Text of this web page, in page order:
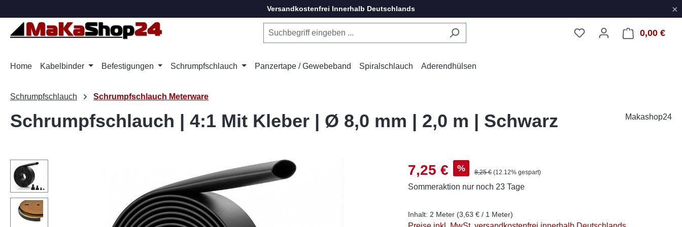
Versandkostenfrei Innerhalb Deutschlands ×
0,00 €
Home Kabelbinder Befestigungen Schrumpfschlauch Panzertape / Gewebeband Spiralschlauch Aderendhülsen
Schrumpfschlauch Schrumpfschlauch Meterware
Schrumpfschlauch | 4:1 Mit Kleber | Ø 8,0 mm | 2,0 m | Schwarz Makashop24
Bildergalerie überspringen Verkaufspreis:
7,25 € % Regulärer Preis:
8,25 € (12.12% gespart)
Sommeraktion nur noch 23 Tage
Inhalt: 2 Meter (3,63 € / 1 Meter)